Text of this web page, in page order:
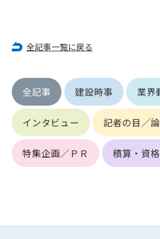
全記事一覧に戻る
全記事 建設時事 業界
インタビュー 記者の目／
特集企画／ＰＲ 積算・資
1. 会員は申込の際に管理者が発行した
その他形態を問わず、第三者に利用
3. 会員は、IDおよびパスワードの管理
第三者（他の会員を含む）の使用等
を負うものとし、管理者は一切責任
第6条（会員の禁止事項）